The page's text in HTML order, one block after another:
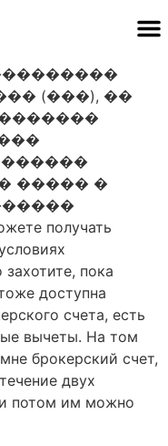
(���), ��
����� �
получать
пока
доступна
счета, есть
вычеты. На том
брокерский счет,
двух
потом им можно